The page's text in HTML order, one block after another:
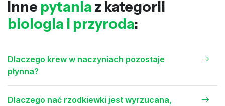
Inne pytania z kategorii
biologia i przyroda:
Dlaczego krew w naczyniach pozostaje
płynna?
Dlaczego nać rzodkiewki jest wyrzucana,